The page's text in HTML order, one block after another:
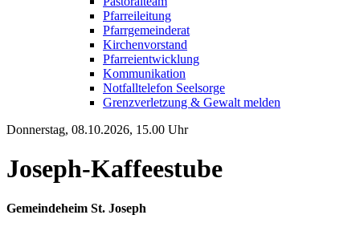
Pfarreileitung
Pfarrgemeinderat
Kirchenvorstand
Pfarreientwicklung
Kommunikation
Notfalltelefon Seelsorge
Grenzverletzung & Gewalt melden
Donnerstag, 08.10.2026, 15.00 Uhr
Joseph-Kaffeestube
Gemeindeheim St. Joseph